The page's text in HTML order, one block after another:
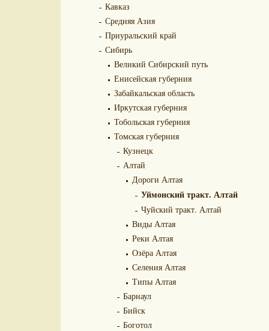
Кавказ
Средняя Азия
Приуральский край
Сибирь
Великий Сибирский путь
Енисейская губерния
Забайкальская область
Иркутская губерния
Тобольская губерния
Томская губерния
Кузнецк
Алтай
Дороги Алтая
Уймонский тракт. Алтай
Чуйский тракт. Алтай
Виды Алтая
Реки Алтая
Озёра Алтая
Селения Алтая
Типы Алтая
Барнаул
Бийск
Боготол